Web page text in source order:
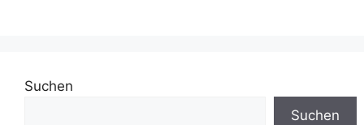
Suchen
Suchen